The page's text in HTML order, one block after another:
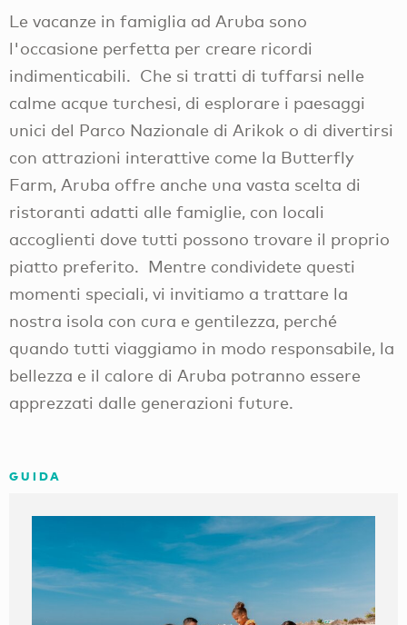
Le vacanze in famiglia ad Aruba sono
l'occasione perfetta per creare ricordi
indimenticabili. Che si tratti di tuffarsi nelle
calme acque turchesi, di esplorare i paesaggi
unici del Parco Nazionale di Arikok o di divertirsi
con attrazioni interattive come la Butterfly
Farm, Aruba offre anche una vasta scelta di
ristoranti adatti alle famiglie, con locali
accoglienti dove tutti possono trovare il proprio
piatto preferito. Mentre condividete questi
momenti speciali, vi invitiamo a trattare la
nostra isola con cura e gentilezza, perché
quando tutti viaggiamo in modo responsabile, la
bellezza e il calore di Aruba potranno essere
apprezzati dalle generazioni future.
GUIDA